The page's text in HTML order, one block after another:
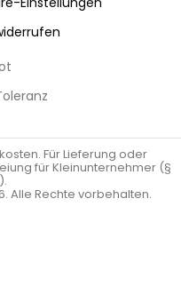
Für Lieferung oder
für Kleinunternehmer (§
Alle Rechte vorbehalten.